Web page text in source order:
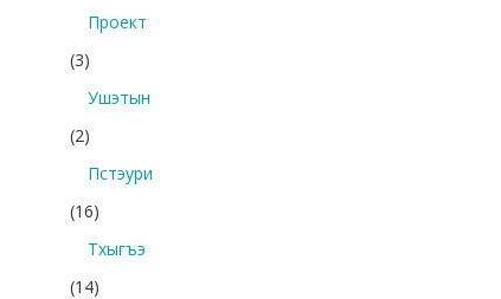
Проект
(3)
Ушэтын
(2)
Пстэури
(16)
Тхыгъэ
(14)